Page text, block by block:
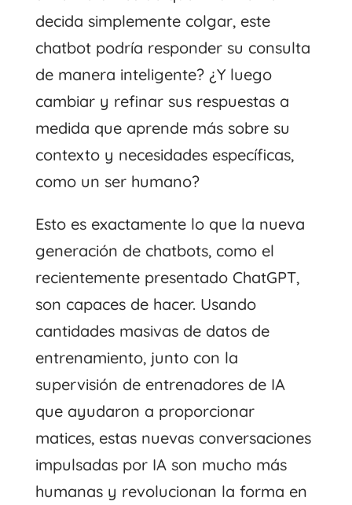
decida simplemente colgar, este
chatbot podría responder su consulta
de manera inteligente? ¿Y luego
cambiar y refinar sus respuestas a
medida que aprende más sobre su
contexto y necesidades específicas,
como un ser humano?
Esto es exactamente lo que la nueva
generación de chatbots, como el
recientemente presentado ChatGPT,
son capaces de hacer. Usando
cantidades masivas de datos de
entrenamiento, junto con la
supervisión de entrenadores de IA
que ayudaron a proporcionar
matices, estas nuevas conversaciones
impulsadas por IA son mucho más
humanas y revolucionan la forma en